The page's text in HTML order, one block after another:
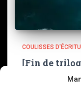
COULISSES
[Fin de
Il y a dix jours tout